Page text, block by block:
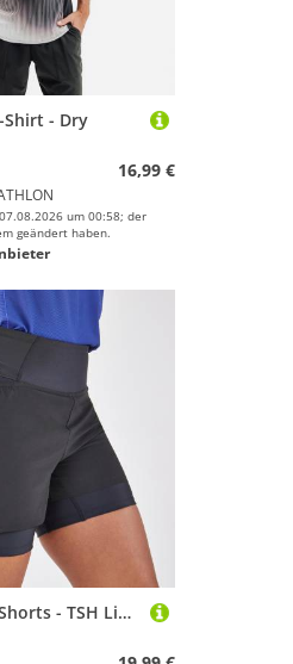
Shirt - Dry
16,99 €
um 00:58; der
geändert haben.
Damen Tennis Shorts - TSH Light Hip Ball schwarz